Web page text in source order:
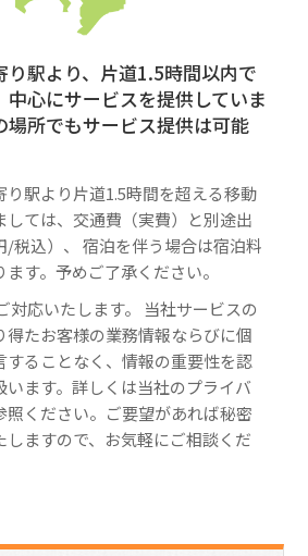
り駅より、片道1.5時間以内で
心にサービスを提供していま
場所でもサービス提供は可能
駅より片道1.5時間を超える移動
しては、交通費（実費）と別途出
/税込）、 宿泊を伴う場合は宿泊料
す。予めご了承ください。
応いたします。 当社サービスの
得たお客様の業務情報ならびに個
することなく、情報の重要性を認
います。詳しくは当社のプライバ
照ください。ご要望があれば秘密
しますので、お気軽にご相談くだ